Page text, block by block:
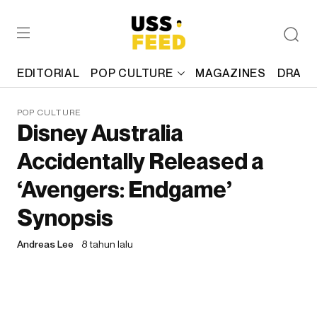
EDITORIAL POP CULTURE MAGAZINES
POP CULTURE
Disney Australia
Accidentally Released a
‘Avengers: Endgame’
Synopsis
Andreas Lee 8 tahun lalu